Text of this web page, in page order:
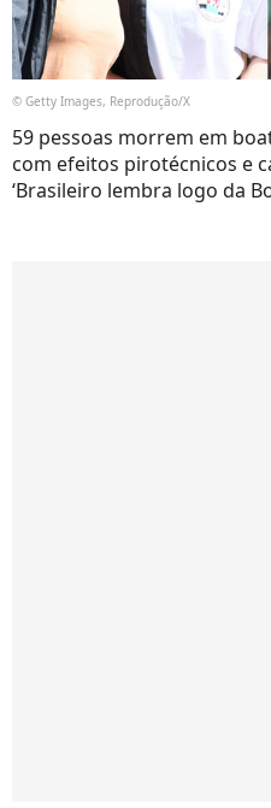
© Getty Images, Reprodução/X
59 pessoas morrem em
com efeitos pirotécnicos e
‘Brasileiro lembra logo da